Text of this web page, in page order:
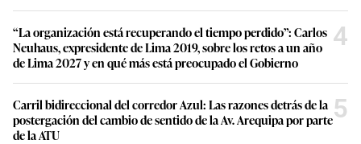
“La organización está recuperando el tiempo perdido”: Carlos
Neuhaus, expresidente de Lima 2019, sobre los retos a un año
de Lima 2027 y en qué más está preocupado el Gobierno
4
Carril bidireccional del corredor Azul: Las razones detrás de la
postergación del cambio de sentido de la Av. Arequipa por parte
de la ATU
5